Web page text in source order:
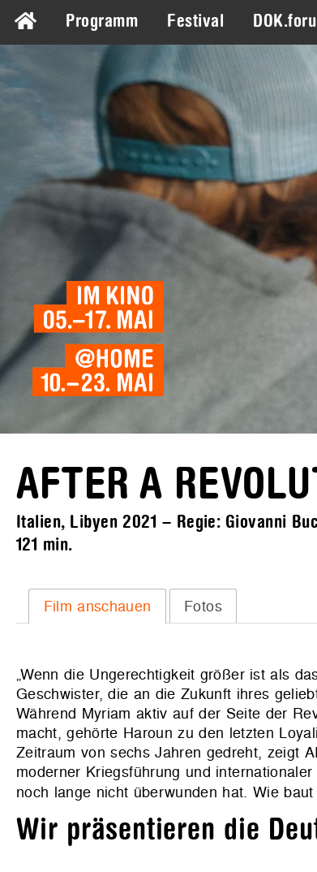
Programm Festival
AFTER A
Italien, Libyen 2021 – Regie: Giovanni
121 min.
Film anschauen Fotos
„Wenn die Ungerechtigkeit größer ist als
Geschwister, die an die Zukunft ihres
Während Myriam aktiv auf der Seite der
macht, gehörte Haroun zu den letzten
Zeitraum von sechs Jahren gedreht, zeigt
moderner Kriegsführung und
noch lange nicht überwunden hat. Wie
Wir präsentieren die